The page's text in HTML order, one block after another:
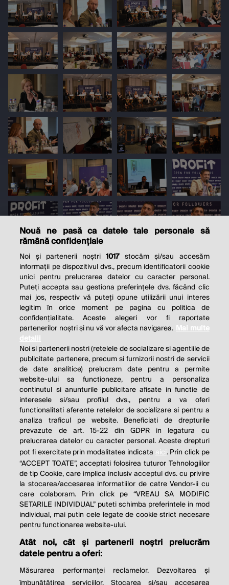
THE SOCIAL RESPONSIBILITY OF
BUSINESS IS TO INCREASE ITS
PROFITS.
Milton Friedman
© 2026 Profit.ro. Toate drepturile rezervate.
Dezvoltat de1616.ro
Contact Publicitate
Politica de cookie Politica de
Setări cookies
Nouă ne pasă ca datele tale personale să
rămână confidențiale
Noi și partenerii noștri1017 stocăm și/sau accesăm
informații pe dispozitivul dvs., precum identificatorii cookie
unici pentru prelucrarea datelor cu caracter personal.
Puteți accepta sau gestiona preferințele dvs. făcând clic
mai jos, respectiv vă puteți opune utilizării unui interes
legitim în orice moment pe pagina cu politica de
confidențialitate. Aceste alegeri vor fi raportate
partenerilor noștri și nu vă vor afecta navigarea. Mai multe
detalii
Noi si partenerii nostri (retelele de socializare si agentiile de
publicitate partenere, precum si furnizorii nostri de servicii
de date analitice) prelucram date pentru a permite
website-ului sa functioneze, pentru a personaliza
continutul si anunturile publicitare afisate in functie de
interesele si/sau profilul dvs., pentru a va oferi
functionalitati aferente retelelor de socializare si pentru a
analiza traficul pe website. Beneficiati de drepturile
prevazute de art. 15-22 din GDPR in legatura cu
prelucrarea datelor cu caracter personal. Aceste drepturi
pot fi exercitate prin modalitatea indicata aici. Prin click pe
“ACCEPT TOATE”, acceptati folosirea tuturor Tehnologiilor
de tip Cookie, care implica inclusiv acceptul dvs. cu privire
la stocarea/accesarea informatiilor de catre Vendor-ii cu
care colaboram. Prin click pe “VREAU SA MODIFIC
SETARILE INDIVIDUAL” puteti schimba preferintele in mod
individual, mai putin cele legate de cookie strict necesare
pentru functionarea website-ului.
Atât noi, cât și partenerii noștri prelucrăm
datele pentru a oferi:
Măsurarea performanței reclamelor. Dezvoltarea și